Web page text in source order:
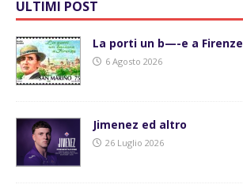
ULTIMI POST
La porti un b—-e a Firenze
6 Agosto 2026
Jimenez ed altro
26 Luglio 2026